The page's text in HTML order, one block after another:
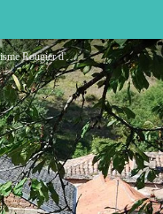
La Maison du Boal - Office de Tourisme Rougier d'Aveyron Sud